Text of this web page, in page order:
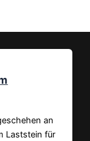
an
Laststein für